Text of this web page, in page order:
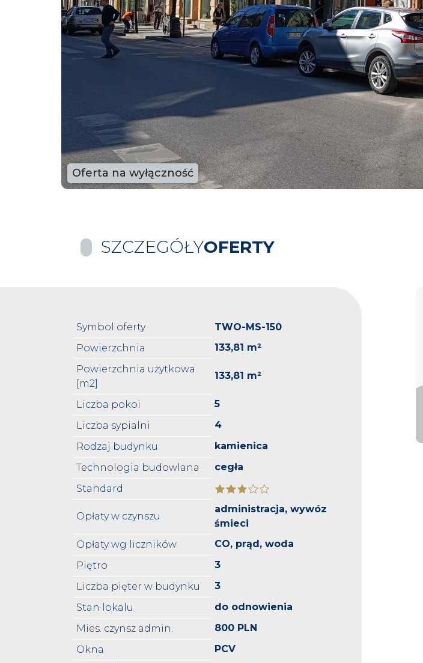
Oferta na wyłączność
SZCZEGÓŁYOFERTY
Symbol oferty
TWO-MS-150
Powierzchnia
133,81 m²
Powierzchnia użytkowa
[m2]
133,81 m²
Liczba pokoi
5
Liczba sypialni
4
Rodzaj budynku
kamienica
Technologia budowlana
cegła
Standard
Opłaty w czynszu
administracja, wywóz
śmieci
Opłaty wg liczników
CO, prąd, woda
Piętro
3
Liczba pięter w budynku
3
Stan lokalu
do odnowienia
Mies. czynsz admin.
800 PLN
Okna
PCV